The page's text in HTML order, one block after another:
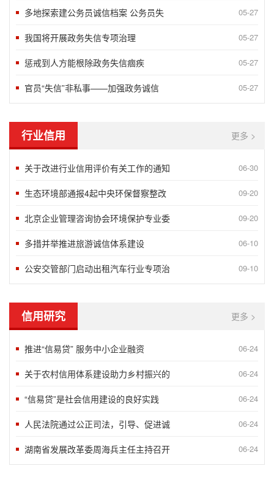
多地探索建公务员诚信档案 公务员失 05-27
我国将开展政务失信专项治理 05-27
惩戒到人方能根除政务失信痼疾 05-27
官员“失信”非私事——加强政务诚信 05-27
行业信用 更多 >
关于改进行业信用评价有关工作的通知 06-30
生态环境部通报4起中央环保督察整改 09-20
北京企业管理咨询协会环境保护专业委 09-20
多措并举推进旅游诚信体系建设 06-10
公安交管部门启动出租汽车行业专项治 09-10
信用研究 更多 >
推进“信易贷” 服务中小企业融资 06-24
关于农村信用体系建设助力乡村振兴的 06-24
“信易贷”是社会信用建设的良好实践 06-24
人民法院通过公正司法，引导、促进诚 06-24
湖南省发展改革委周海兵主任主持召开 06-24